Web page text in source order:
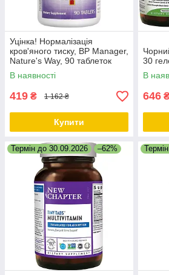
Уцінка! Нормалізація
кров'яного тиску, BP Manager,
Nature's Way, 90 таблеток
В наявності
419 ₴ 1 162 ₴
Купити
30
В
646
Термін до 30.09.2026 –62%